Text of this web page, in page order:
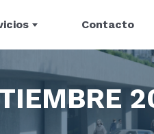
Contacto